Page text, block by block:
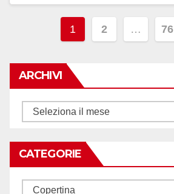
Paginazione
articoli
1 2 … 76
ARCHIVI
Archivi
CATEGORIE
Categorie